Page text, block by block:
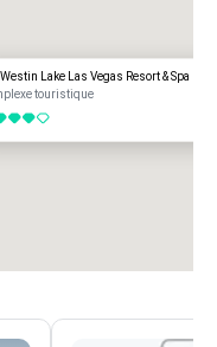
Lake Las Vegas Resort & Spa
touristique
5